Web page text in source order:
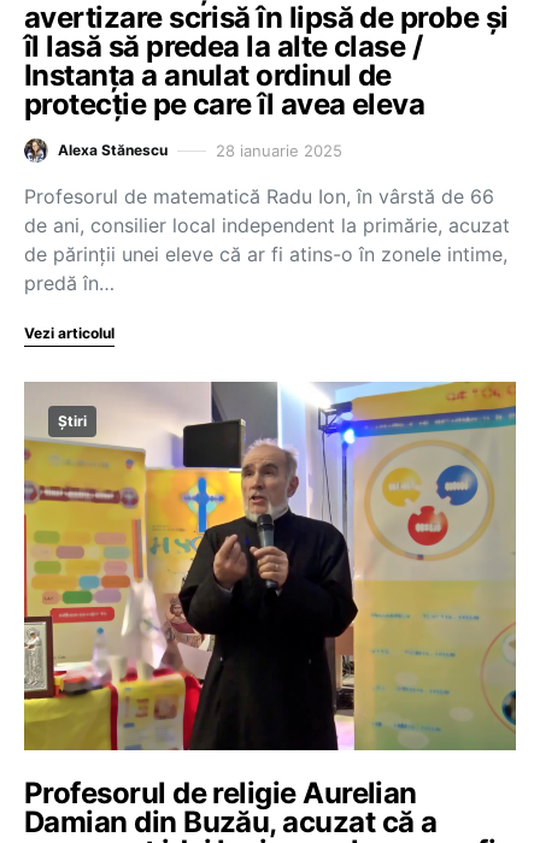
avertizare scrisă în lipsă de probe și
îl lasă să predea la alte clase /
Instanța a anulat ordinul de
protecție pe care îl avea eleva
Alexa Stănescu 28 ianuarie 2025
Profesorul de matematică Radu Ion, în vârstă de 66
de ani, consilier local independent la primărie, acuzat
de părinții unei eleve că ar fi atins-o în zonele intime,
predă în…
Vezi articolul
Știri
Profesorul de religie Aurelian
Damian din Buzău, acuzat că a